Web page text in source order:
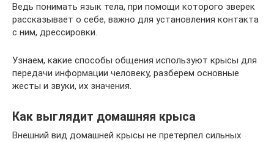
Ведь понимать язык тела, при помощи которого зверек
рассказывает о себе, важно для установления контакта
с ним, дрессировки.
Узнаем, какие способы общения используют крысы для
передачи информации человеку, разберем основные
жесты и звуки, их значения.
Как выглядит домашняя крыса
Внешний вид домашней крысы не претерпел сильных